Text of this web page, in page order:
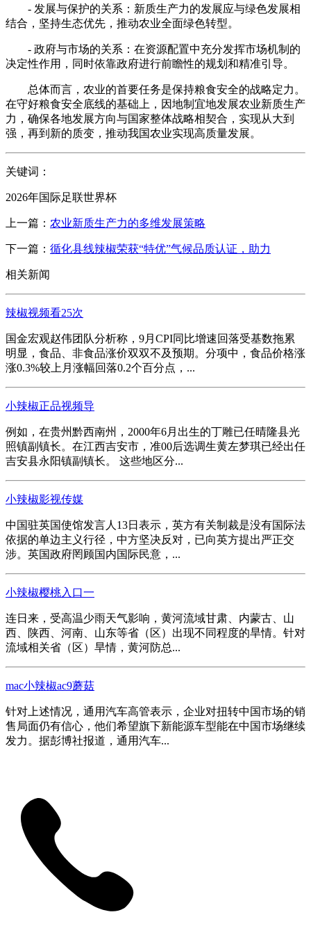
- 发展与保护的关系：新质生产力的发展应与绿色发展相
结合，坚持生态优先，推动农业全面绿色转型。
- 政府与市场的关系：在资源配置中充分发挥市场机制的
决定性作用，同时依靠政府进行前瞻性的规划和精准引导。
总体而言，农业的首要任务是保持粮食安全的战略定力。
在守好粮食安全底线的基础上，因地制宜地发展农业新质生产
力，确保各地发展方向与国家整体战略相契合，实现从大到
强，再到新的质变，推动我国农业实现高质量发展。
关键词：
2026年国际足联世界杯
上一篇： 农业新质生产力的多维发展策略
下一篇： 循化县线辣椒荣获“特优”气候品质认证，助力
相关新闻
辣椒视频看25次
国金宏观赵伟团队分析称，9月CPI同比增速回落受基数拖累
明显，食品、非食品涨价双双不及预期。分项中，食品价格涨
涨0.3%较上月涨幅回落0.2个百分点，...
小辣椒正品视频导
例如，在贵州黔西南州，2000年6月出生的丁雕已任晴隆县光
照镇副镇长。在江西吉安市，准00后选调生黄左梦琪已经出任
吉安县永阳镇副镇长。 这些地区分...
小辣椒影视传媒
中国驻英国使馆发言人13日表示，英方有关制裁是没有国际法
依据的单边主义行径，中方坚决反对，已向英方提出严正交
涉。英国政府罔顾国内国际民意，...
小辣椒樱桃入口一
连日来，受高温少雨天气影响，黄河流域甘肃、内蒙古、山
西、陕西、河南、山东等省（区）出现不同程度的旱情。针对
流域相关省（区）旱情，黄河防总...
mac小辣椒ac9蘑菇
针对上述情况，通用汽车高管表示，企业对扭转中国市场的销
售局面仍有信心，他们希望旗下新能源车型能在中国市场继续
发力。据彭博社报道，通用汽车...